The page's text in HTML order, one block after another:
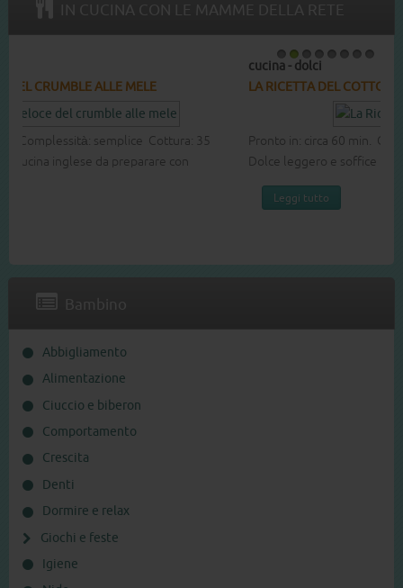
IN CUCINA CON LE MAMME DELLA RETE
1 2 3 4
LA RICETTA DEL COTTON CAKE
Pronto in: circa 60 min. Complessità: media Cottura: 40 min.
Dolce leggero e soffice buono per ogni occasione.
Bambino
Abbigliamento
Alimentazione
Ciuccio e biberon
Comportamento
Crescita
Denti
Dormire e relax
Giochi e feste
Igiene